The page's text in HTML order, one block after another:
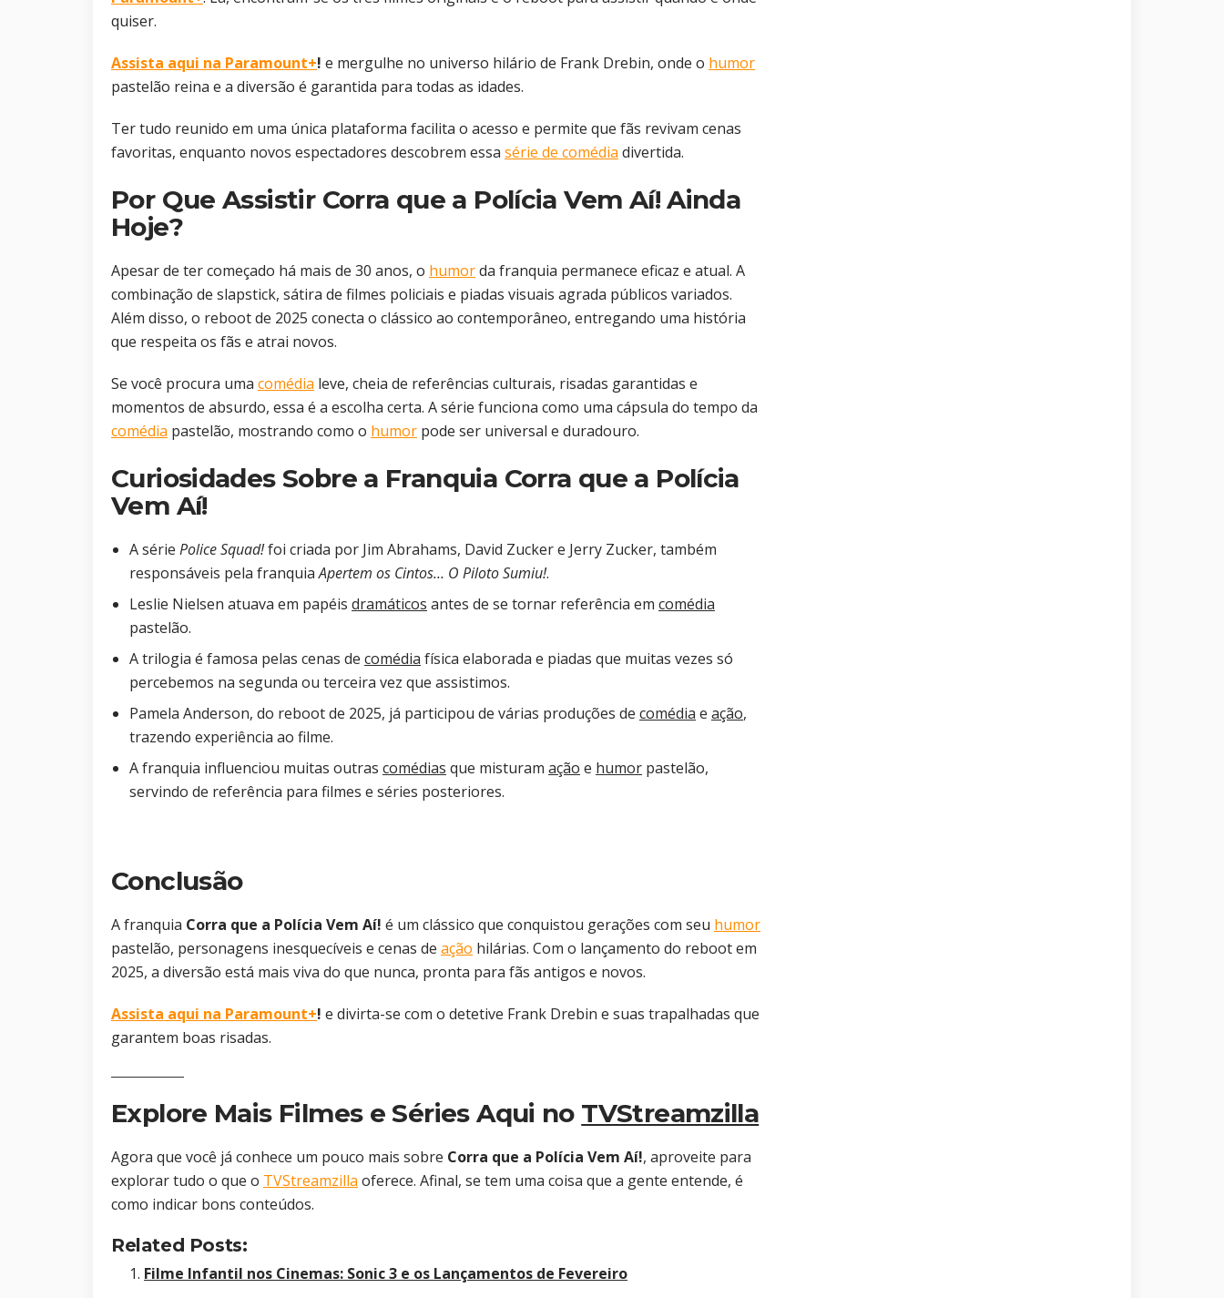
quiser.
Assista aqui na Paramount+! e mergulhe no universo hilário de Frank Drebin, onde o humor
pastelão reina e a diversão é garantida para todas as idades.
Ter tudo reunido em uma única plataforma facilita o acesso e permite que fãs revivam cenas
favoritas, enquanto novos espectadores descobrem essa série de comédia divertida.
Por Que Assistir Corra que a Polícia Vem Aí! Ainda
Hoje?
Apesar de ter começado há mais de 30 anos, o humorda franquia permanece eficaz e atual. A
combinação de slapstick, sátira de filmes policiais e piadas visuais agrada públicos variados.
Além disso, o reboot de 2025 conecta o clássico ao contemporâneo, entregando uma história
que respeita os fãs e atrai novos.
Se você procura uma comédia leve, cheia de referências culturais, risadas garantidas e
momentos de absurdo, essa é a escolha certa. A série funciona como uma cápsula do tempo da
comédia pastelão, mostrando como o humor pode ser universal e duradouro.
Curiosidades Sobre a Franquia Corra que a Polícia
Vem Aí!
A série Police Squad!foi criada por Jim Abrahams, David Zucker e Jerry Zucker, também
responsáveis pela franquiaApertem os Cintos… O Piloto Sumiu!.
Leslie Nielsen atuava em papéis dramáticos antes de se tornar referência em comédia
pastelão.
A trilogia é famosa pelas cenas de comédia física elaborada e piadas que muitas vezes só
percebemos na segunda ou terceira vez que assistimos.
Pamela Anderson, do reboot de 2025, já participou de várias produções de comédia e ação,
trazendo experiência ao filme.
A franquia influenciou muitas outras comédias que misturam ação e humor pastelão,
servindo de referência para filmes e séries posteriores.
Conclusão
A franquia Corra que a Polícia Vem Aí! é um clássico que conquistou gerações com seu humor
pastelão, personagens inesquecíveis e cenas de ação hilárias. Com o lançamento do reboot em
2025, a diversão está mais viva do que nunca, pronta para fãs antigos e novos.
Assista aqui na Paramount+! e divirta-se com o detetive Frank Drebin e suas trapalhadas que
garantem boas risadas.
Explore Mais Filmes e Séries Aqui no TVStreamzilla
Agora que você já conhece um pouco mais sobre Corra que a Polícia Vem Aí!, aproveite para
explorar tudo o que o TVStreamzilla oferece. Afinal, se tem uma coisa que a gente entende, é
como indicar bons conteúdos.
Related Posts:
Filme Infantil nos Cinemas: Sonic 3 e os Lançamentos de Fevereiro